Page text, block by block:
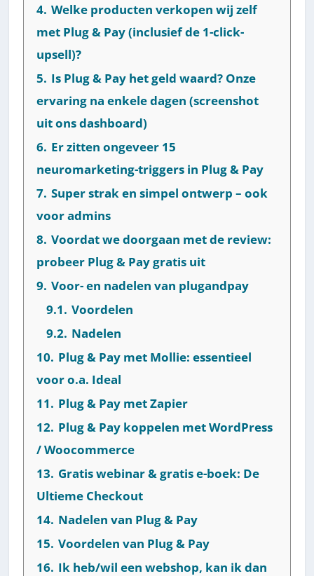
4. Welke producten verkopen wij zelf
met Plug & Pay (inclusief de 1-click-
upsell)?
5. Is Plug & Pay het geld waard? Onze
ervaring na enkele dagen (screenshot
uit ons dashboard)
6. Er zitten ongeveer 15
neuromarketing-triggers in Plug & Pay
7. Super strak en simpel ontwerp – ook
voor admins
8. Voordat we doorgaan met de review:
probeer Plug & Pay gratis uit
9. Voor- en nadelen van plugandpay
9.1. Voordelen
9.2. Nadelen
10. Plug & Pay met Mollie: essentieel
voor o.a. Ideal
11. Plug & Pay met Zapier
12. Plug & Pay koppelen met WordPress
/ Woocommerce
13. Gratis webinar & gratis e-boek: De
Ultieme Checkout
14. Nadelen van Plug & Pay
15. Voordelen van Plug & Pay
16. Ik heb/wil een webshop, kan ik dan